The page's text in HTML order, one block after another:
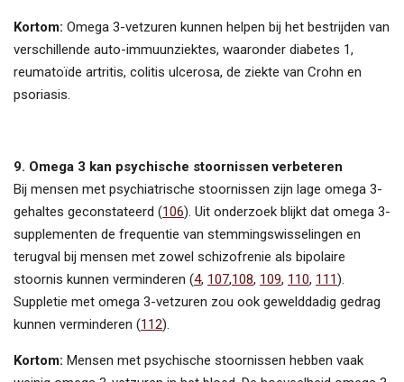
Kortom: Omega 3-vetzuren kunnen helpen bij het bestrijden van
verschillende auto-immuunziektes, waaronder diabetes 1,
reumatoïde artritis, colitis ulcerosa, de ziekte van Crohn en
psoriasis.
9. Omega 3 kan psychische stoornissen verbeteren
Bij mensen met psychiatrische stoornissen zijn lage omega 3-
gehaltes geconstateerd (106). Uit onderzoek blijkt dat omega 3-
supplementen de frequentie van stemmingswisselingen en
terugval bij mensen met zowel schizofrenie als bipolaire
stoornis kunnen verminderen (4, 107,108, 109, 110, 111).
Suppletie met omega 3-vetzuren zou ook gewelddadig gedrag
kunnen verminderen (112).
Kortom: Mensen met psychische stoornissen hebben vaak